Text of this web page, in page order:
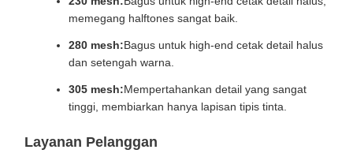
memegang halftones sangat baik.
280 mesh:Bagus untuk high-end cetak detail halus
dan setengah warna.
305 mesh:Mempertahankan detail yang sangat
tinggi, membiarkan hanya lapisan tipis tinta.
Layanan Pelanggan